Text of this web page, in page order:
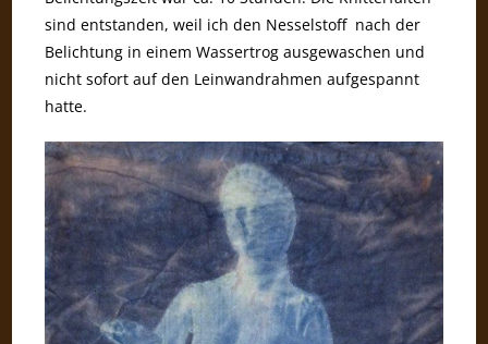
sind entstanden, weil ich den Nesselstoff nach der
Belichtung in einem Wassertrog ausgewaschen und
nicht sofort auf den Leinwandrahmen aufgespannt
hatte.